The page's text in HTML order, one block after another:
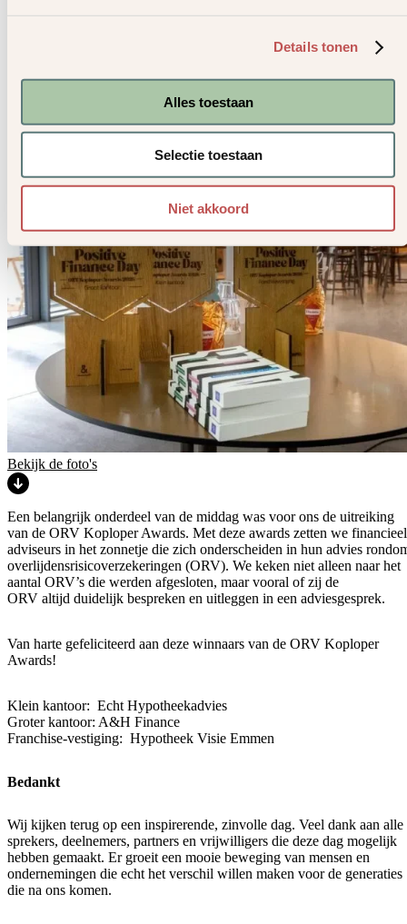
Details tonen
Alles toestaan
Selectie toestaan
Niet akkoord
financiële structuren doorwerken in thema’s als werkdruk, kosten van
hij het publiek uit om kritisch na te denken over de manier waarop
spelregels kunnen bijdragen aan een eerlijkere, menselijkere en beter
functionerende samenleving. De lezing had een toegankelijke en
en maatschappelijke keuzes te verkennen.
Bekijk de foto's
Een belangrijk onderdeel van de middag was voor ons de uitreiking
van de ORV Koploper Awards. Met deze awards zetten we financieel
adviseurs in het zonnetje die zich onderscheiden in hun advies
overlijdensrisicoverzekeringen (ORV). We keken niet alleen naar het
aantal ORV’s die werden afgesloten, maar vooral of zij de
ORV altijd duidelijk bespreken en uitleggen in een adviesgesprek.
Van harte gefeliciteerd aan deze winnaars van de ORV Koploper
Awards!
Klein kantoor: Echt Hypotheekadvies
Groter kantoor: A&H Finance
Franchise-vestiging: Hypotheek Visie Emmen
Bedankt
Wij kijken terug op een inspirerende, zinvolle dag. Veel dank aan alle
sprekers, deelnemers, partners en vrijwilligers die deze dag mogelijk
hebben gemaakt. Er groeit een mooie beweging van mensen en
ondernemingen die echt het verschil willen maken voor de generaties
die na ons komen.